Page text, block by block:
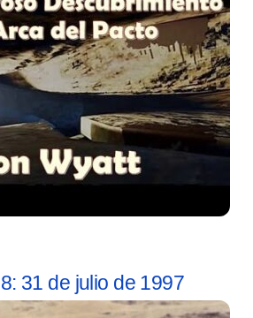
31 de julio de 1997